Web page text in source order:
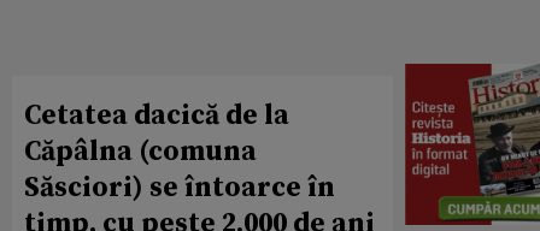
Cetatea dacică de la
Căpâlna (comuna
Săsciori) se întoarce în